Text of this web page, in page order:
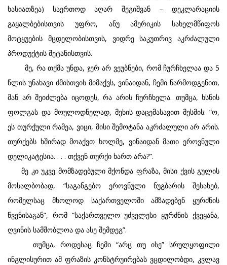
ხასიათზეა) საერთოდ აღარ შეგიშვან – დეკლარაციის
გაყალბებისთვის უფრო, ანუ ამერიკის სახელმწიფოს
მოტყუების მცდელობისთვის, ვიდრე საკუთრივ აკრძალული
პროდუქტის შეტანისთვის.
მე, რა თქმა უნდა, ჯერ არ ვეუბნები, რომ ჩურჩხელაა და 5
წლის უნახავი ძმისთვის მიმაქვს, ვინაიდან, ჩემი წარმოდგენით,
მან არ შეიძლება იცოდეს, რა არის ჩურჩხელა. თუმცა, ხსნის
ფოლგას და მოულოდნელად, მეხის დაცემასავით მესმის: “ო,
ეს თურქული რამეა, ვიცი, მისი შემოტანა აკრძალული არ არის.
თურქებს ხშირად მოაქვთ ხოლმე, ვინაიდან მათი ეროვნული
დელიკატესია. . . . თქვენ თურქი ხართ არა?”.
მე კი უკვე მომზადებული მქონდა ფრაზა, მისი ქვის გულის
მოსალბობად, “საგანგებო ეროვნული ნუგბარის შესახებ,
რომელსაც მხოლოდ საქართველოში ამზადებენ ყურძნის
წვენისაგან”, რომ “საქართველო უძველესი ყურძნის ქვეყანა,
ღვინის სამშობლოა და ასე შემდეგ”.
თუმცა, როდესაც ჩემი “არც თუ ისე” სრულყოფილი
ინგლისურით ამ ფრაზის კონსტრუირებას ვცდილობდი, კვლავ